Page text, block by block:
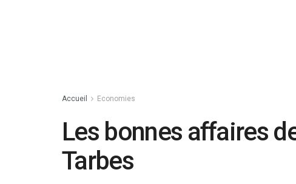
Accueil Economies
Les bonnes affaires
Tarbes